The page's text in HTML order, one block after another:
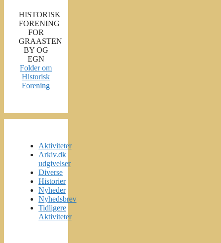
HISTORISK
FORENING
FOR
GRAASTEN
BY OG
EGN
Folder om
Historisk
Forening
Aktiviteter
Arkiv.dk
udgivelser
Diverse
Historier
Nyheder
Nyhedsbrev
Tidligere
Aktiviteter